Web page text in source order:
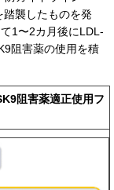
襲したものを発
1〜2カ月後にLDL-
阻害薬の使用を積
阻害薬適正使用フ